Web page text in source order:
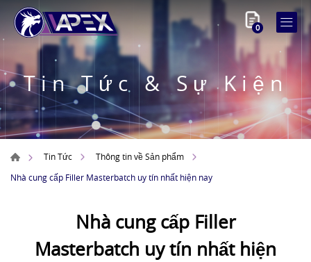
0
Tin Tức & Sự Kiện
Tin Tức
Thông tin về Sản phẩm
Nhà cung cấp Filler Masterbatch uy tín nhất hiện nay
Nhà cung cấp Filler
Masterbatch uy tín nhất hiện